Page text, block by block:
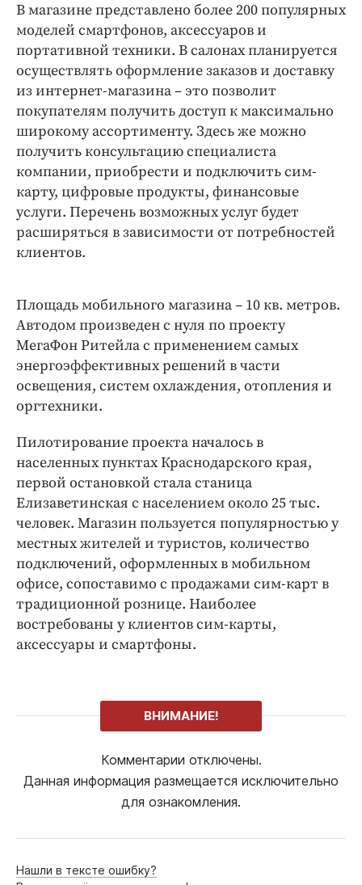
В магазине представлено более 200 популярных
моделей смартфонов, аксессуаров и
портативной техники. В салонах планируется
осуществлять оформление заказов и доставку
из интернет-магазина – это позволит
покупателям получить доступ к максимально
широкому ассортименту. Здесь же можно
получить консультацию специалиста
компании, приобрести и подключить сим-
карту, цифровые продукты, финансовые
услуги. Перечень возможных услуг будет
расширяться в зависимости от потребностей
клиентов.
Площадь мобильного магазина – 10 кв. метров.
Автодом произведен с нуля по проекту
МегаФон Ритейла с применением самых
энергоэффективных решений в части
освещения, систем охлаждения, отопления и
оргтехники.
Пилотирование проекта началось в
населенных пунктах Краснодарского края,
первой остановкой стала станица
Елизаветинская с населением около 25 тыс.
человек. Магазин пользуется популярностью у
местных жителей и туристов, количество
подключений, оформленных в мобильном
офисе, сопоставимо с продажами сим-карт в
традиционной рознице. Наиболее
востребованы у клиентов сим-карты,
аксессуары и смартфоны.
ВНИМАНИЕ!
Комментарии отключены.
Данная информация размещается исключительно
для ознакомления.
Нашли в тексте ошибку?